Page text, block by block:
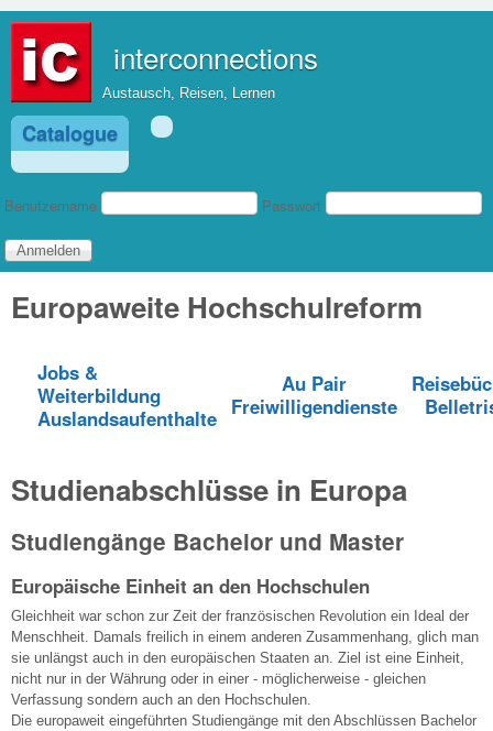
interconnections
Austausch, Reisen, Lernen
Catalogue
Benutzeranmeldung
Benutzername Passwort
Europaweite Hochschulreform
Jobs &
Weiterbildung
Auslandsaufenthalte
Au Pair
Freiwilligendienste
Studienabschlüsse in Europa
Studiengänge Bachelor und Master
Europäische Einheit an den Hochschulen
Gleichheit war schon zur Zeit der französischen Revolution ein Ideal der
Menschheit. Damals freilich in einem anderen Zusammenhang, glich man
sie unlängst auch in den europäischen Staaten an. Ziel ist eine Einheit,
nicht nur in der Währung oder in einer - möglicherweise - gleichen
Verfassung sondern auch an den Hochschulen.
Die europaweit eingeführten Studiengänge mit den Abschlüssen Bachelor